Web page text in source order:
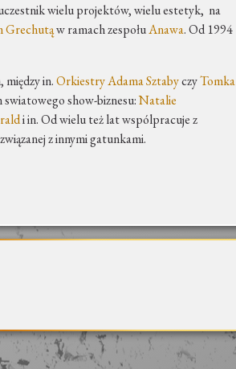
wielu projektów, wielu estetyk, na
Grechutąw ramach zespołuAnawa. Od 1994
in.Orkiestry Adama SztabyczyTomka
swiatowego show-biznesu:Natalie
i in. Od wielu też lat wspólpracuje z
z innymi gatunkami.